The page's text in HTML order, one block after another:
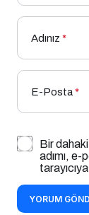
Adınız *
E-Posta*
Bir
adımı,
YORUM